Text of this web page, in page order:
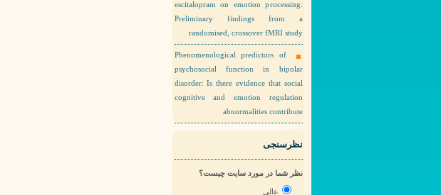
escitalopram on emotion processing:
Preliminary findings from a
randomised, crossover fMRI study
Phenomenological predictors of
psychosocial function in bipolar
disorder: Is there evidence that social
cognitive and emotion regulation
abnormalities contribute
نظرسنجی
نظر شما در مورد سایت چیست؟
عالی